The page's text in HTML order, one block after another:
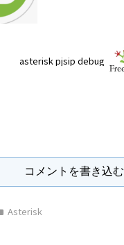
asterisk pjsip debug
コメントを書き込む
Asterisk